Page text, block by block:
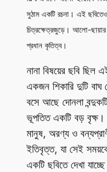
সুঠাম একটি রচনা। এই
চিত্রক্ষেত্রজুড়ে। আলো-ছায়ার
প্রধান কৃতিত্ব।
নানা বিষয়ের ছবি ছিল
একজন শিকারি দুটি বাঘ
বসে আছে দোনলা
ভূপতিত একটি বড় বৃক্ষ।
মানুষ, অরণ্য ও
ইতিবৃত্ত, যা সেই
একটি ছবিতে দেখা